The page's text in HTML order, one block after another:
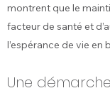
montrent que le
facteur de santé et
l’espérance de vie en
Une